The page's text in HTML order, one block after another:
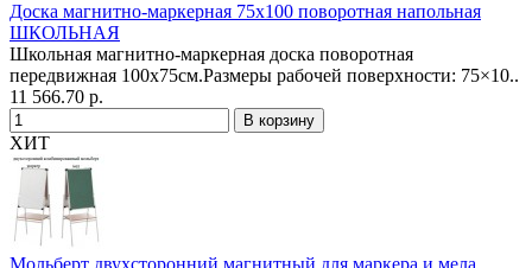
Доска магнитно-маркерная 75х100 поворотная напольная
ШКОЛЬНАЯ
Школьная магнитно-маркерная доска поворотная
передвижная 100х75см.Размеры рабочей поверхности: 75×10..
11 566.70 р.
ХИТ
Мольберт двухсторонний магнитный для маркера и мела